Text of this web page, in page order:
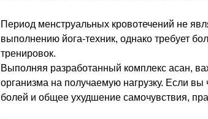
Период менструальных кровотечений не
выполнению йога-техник, однако требует
тренировок.
Выполняя разработанный комплекс асан,
организма на получаемую нагрузку. Если вы
болей и общее ухудшение самочувствия,